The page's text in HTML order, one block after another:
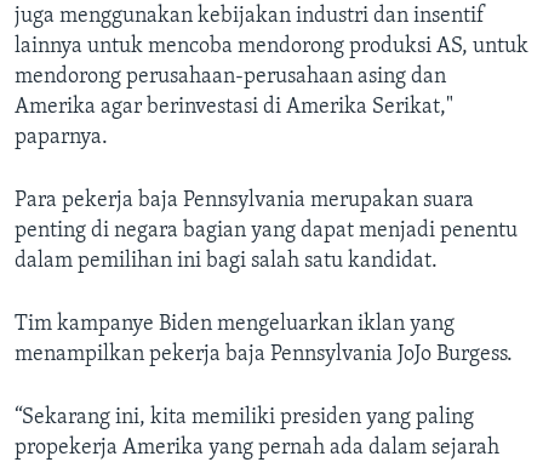
juga menggunakan kebijakan industri dan insentif
lainnya untuk mencoba mendorong produksi AS, untuk
mendorong perusahaan-perusahaan asing dan
Amerika agar berinvestasi di Amerika Serikat,"
paparnya.
Para pekerja baja Pennsylvania merupakan suara
penting di negara bagian yang dapat menjadi penentu
dalam pemilihan ini bagi salah satu kandidat.
Tim kampanye Biden mengeluarkan iklan yang
menampilkan pekerja baja Pennsylvania JoJo Burgess.
“Sekarang ini, kita memiliki presiden yang paling
propekerja Amerika yang pernah ada dalam sejarah